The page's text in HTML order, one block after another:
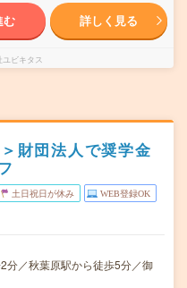
む 詳しく見る
ユビキタス
財団法人で奨学金
土日祝日が休み WEB登録OK
分／秋葉原駅から徒歩5分／御